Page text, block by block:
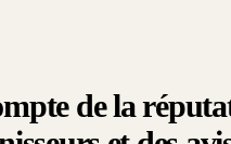
de la